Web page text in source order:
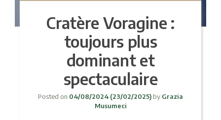
Cratère Voragine :
toujours plus
dominant et
spectaculaire
Posted on 04/08/2024 (23/02/2025) by Grazia
Musumeci